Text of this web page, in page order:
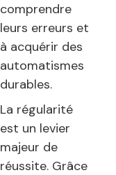
comprendre
leurs erreurs et
à acquérir des
automatismes
durables.
La régularité
est un levier
majeur de
réussite. Grâce